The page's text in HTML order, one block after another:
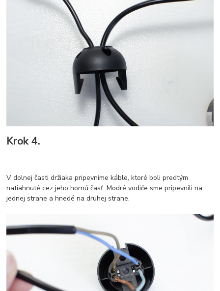
Krok 4.
V dolnej časti držiaka pripevníme káble, ktoré boli predtým
natiahnuté cez jeho hornú časť. Modré vodiče sme pripevnili na
jednej strane a hnedé na druhej strane.